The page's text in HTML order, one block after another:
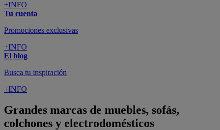
+INFO
Tu cuenta
Promociones exclusivas
+INFO
El blog
Busca tu inspiración
+INFO
Grandes marcas de muebles, sofás,
colchones y electrodomésticos